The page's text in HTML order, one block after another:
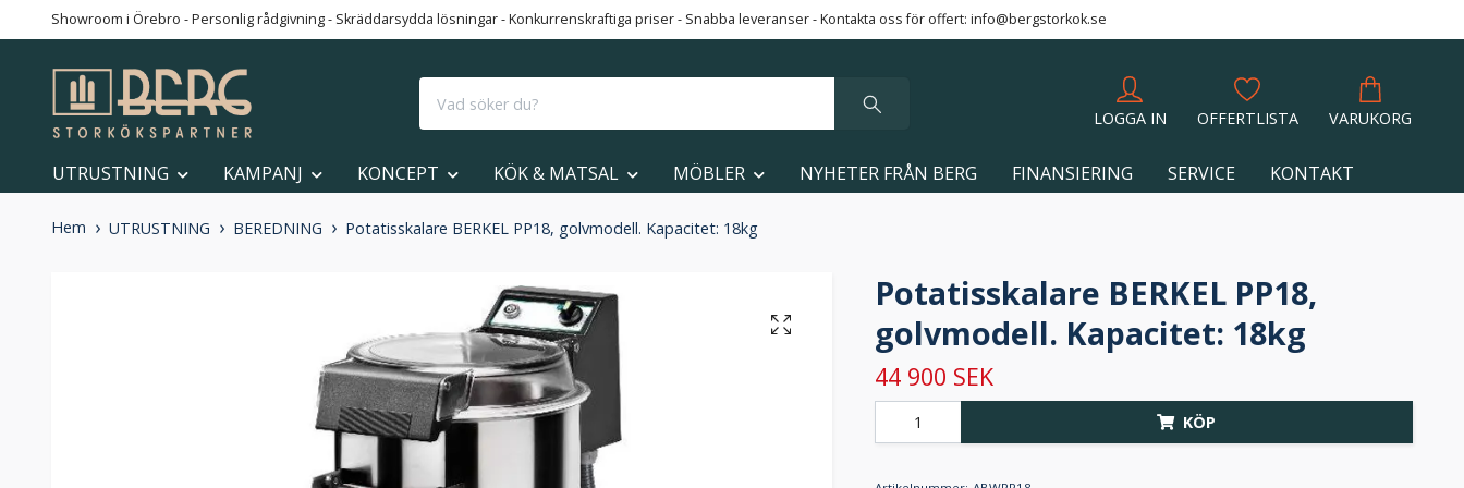
Showroom i Örebro - Personlig rådgivning - Skräddarsydda lösningar - Konkurrenskraftiga priser - Snabba leveranser - Kontakta oss för offert: info@bergstorkok.se
LOGGA IN OFFERTLISTA VARUKORG
UTRUSTNING KAMPANJ KONCEPT KÖK & MATSAL MÖBLER NYHETER FRÅN BERG FINANSIERING SERVICE KONTAKT
Hem UTRUSTNING BEREDNING Potatisskalare BERKEL PP18, golvmodell. Kapacitet: 18kg
Potatisskalare BERKEL PP18,
golvmodell. Kapacitet: 18kg
44 900 SEK
KÖP